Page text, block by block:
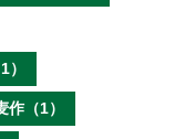
）
作（1）